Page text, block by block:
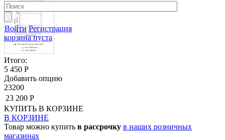
Войти Регистрация
корзина пуста
Итого:
5 450 Р
Добавить опцию
23200
23 200 Р
КУПИТЬ В КОРЗИНЕ
В КОРЗИНЕ
Товар можно купить в рассрочку в наших розничных
магазинах